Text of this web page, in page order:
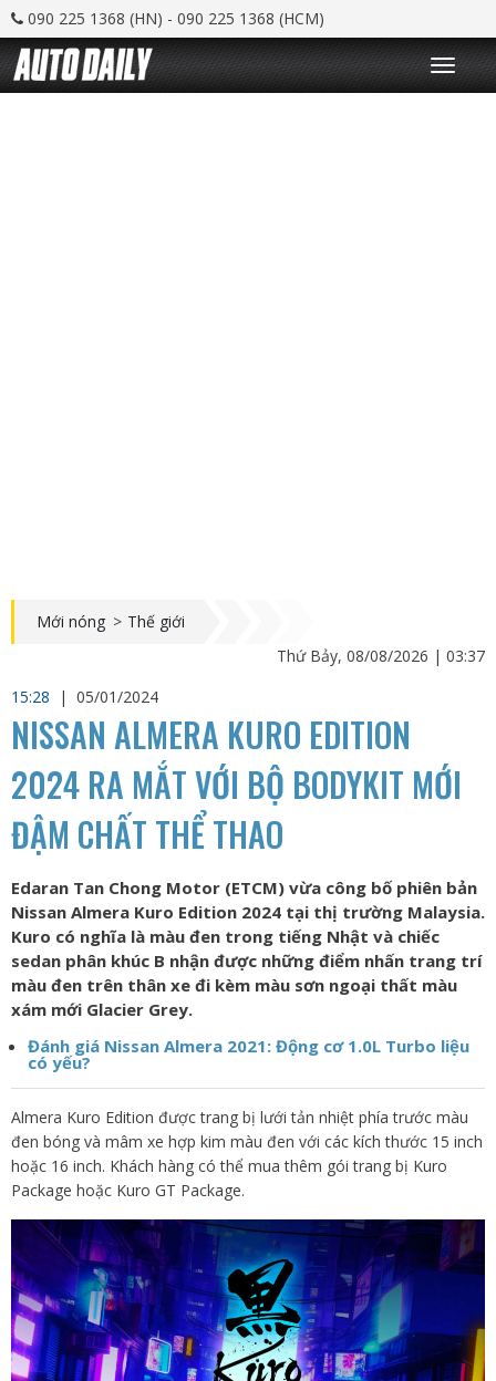
090 225 1368 (HN) - 090 225 1368 (HCM)
T
o
g
Mới nóng > Thế giới
Thứ Bảy, 08/08/2026 | 03:37
15:28
| 05/01/2024
NISSAN ALMERA KURO EDITION
2024 RA MẮT VỚI BỘ BODYKIT MỚI
ĐẬM CHẤT THỂ THAO
Edaran Tan Chong Motor (ETCM) vừa công bố phiên bản
Nissan Almera Kuro Edition 2024 tại thị trường Malaysia.
Kuro có nghĩa là màu đen trong tiếng Nhật và chiếc
sedan phân khúc B nhận được những điểm nhấn trang trí
màu đen trên thân xe đi kèm màu sơn ngoại thất màu
xám mới Glacier Grey.
Đánh giá Nissan Almera 2021: Động cơ 1.0L Turbo liệu
có yếu?
Almera Kuro Edition được trang bị lưới tản nhiệt phía trước màu
đen bóng và mâm xe hợp kim màu đen với các kích thước 15 inch
hoặc 16 inch. Khách hàng có thể mua thêm gói trang bị Kuro
Package hoặc Kuro GT Package.